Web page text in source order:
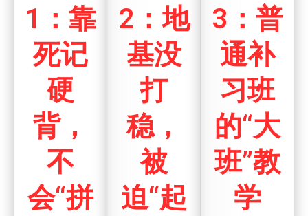
1：靠
死记
硬
背，
不
会“拼
2：地
基没
打
稳，
被
迫“起
3：普
通补
习班
的“大
班”教
学